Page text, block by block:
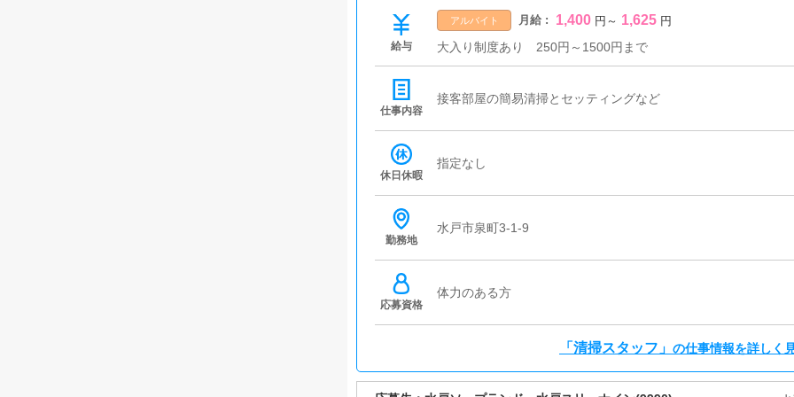
給与
アルバイト 月給 : 1,400 円 ～ 1,625 円
大入り制度あり 250円～1500円まで
仕事内容
接客部屋の簡易清掃とセッティングなど
休日休暇
指定なし
勤務地
水戸市泉町3-1-9
応募資格
体力のある方
「清掃スタッフ」 の仕事情報を詳しく